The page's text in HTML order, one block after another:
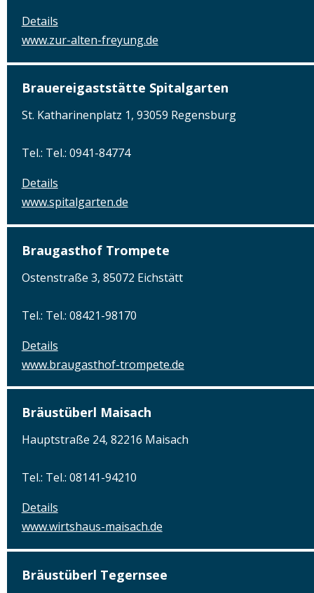
Details
www.zur-alten-freyung.de
Brauereigaststätte Spitalgarten
St. Katharinenplatz 1, 93059 Regensburg
Tel.: Tel.: 0941-84774
Details
www.spitalgarten.de
Braugasthof Trompete
Ostenstraße 3, 85072 Eichstätt
Tel.: Tel.: 08421-98170
Details
www.braugasthof-trompete.de
Bräustüberl Maisach
Hauptstraße 24, 82216 Maisach
Tel.: Tel.: 08141-94210
Details
www.wirtshaus-maisach.de
Bräustüberl Tegernsee